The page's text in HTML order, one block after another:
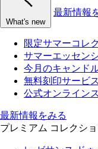
What's new
最新情報
限定サマーコレ
サマーエッセン
今月のキャンド
無料刻印サービス
公式オンライン
最新情報をみる
プレミアム コレクシ